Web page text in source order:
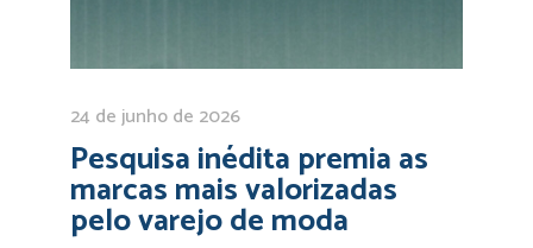
24 de junho de 2026
Pesquisa inédita premia as
marcas mais valorizadas
pelo varejo de moda